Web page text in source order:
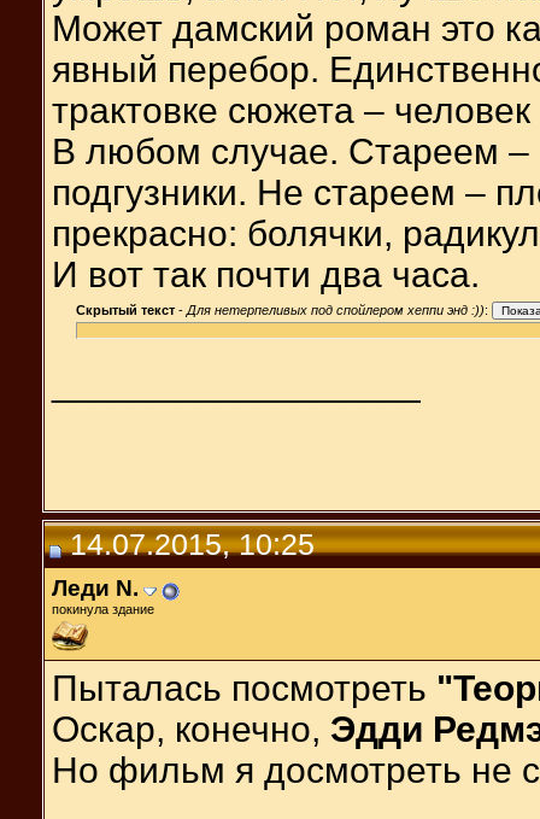
Может дамский роман это
явный перебор.
трактовке сюжета –
В любом случае. Стареем –
подгузники. Не стареем –
прекрасно: болячки,
И вот так почти два часа.
Скрытый текст - Для нетерпеливых под спойлером хеппи энд :)):
14.07.2015, 10:25
Леди N.
покинула здание
Пыталась посмотреть "
Оскар, конечно, Эдди
Но фильм я досмотреть не